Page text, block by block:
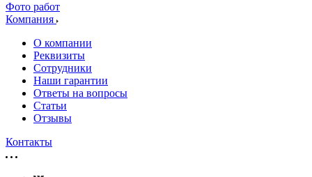
Фото работ
Компания
О компании
Реквизиты
Сотрудники
Наши гарантии
Ответы на вопросы
Статьи
Отзывы
Контакты